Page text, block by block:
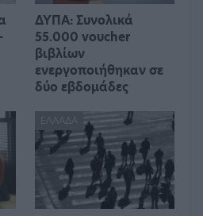
ΔΥΠΑ: Συνολικά
55.000 voucher
βιβλίων
ενεργοποιήθηκαν σε
δύο εβδομάδες
ΕΛΛΆΔΑ